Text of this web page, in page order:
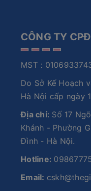
CÔNG TY
MST :
Do Sở Kế Hoạch
Hà Nội cấp ngày
Địa chỉ: Số 17
Khánh - Phường
Đình - Hà Nội.
Hotline:
Email: